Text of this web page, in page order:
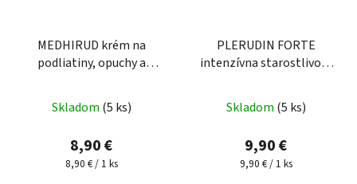
MEDHIRUD krém na
podliatiny, opuchy a
Skladom (5 ks)
8,90 €
Jednotková
8,90 € / 1 ks
PLERUDIN FORTE
intenzívna starostlivosť
Skladom (5 ks)
9,90 €
Jednotková
9,90 € / 1 ks